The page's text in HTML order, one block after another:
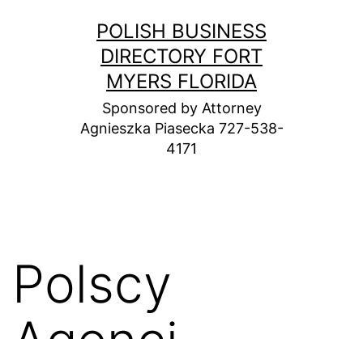
POLISH BUSINESS
DIRECTORY FORT
MYERS FLORIDA
Sponsored by Attorney
Agnieszka Piasecka 727-538-
4171
Polscy